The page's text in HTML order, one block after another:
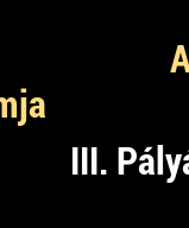
III.